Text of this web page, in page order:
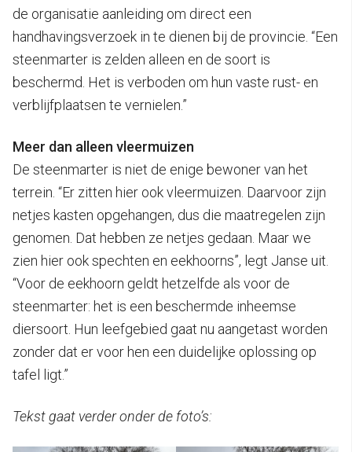
de organisatie aanleiding om direct een
handhavingsverzoek in te dienen bij de provincie. “Een
steenmarter is zelden alleen en de soort is
beschermd. Het is verboden om hun vaste rust- en
verblijfplaatsen te vernielen.”
Meer dan alleen vleermuizen
De steenmarter is niet de enige bewoner van het
terrein. “Er zitten hier ook vleermuizen. Daarvoor zijn
netjes kasten opgehangen, dus die maatregelen zijn
genomen. Dat hebben ze netjes gedaan. Maar we
zien hier ook spechten en eekhoorns”, legt Janse uit.
“Voor de eekhoorn geldt hetzelfde als voor de
steenmarter: het is een beschermde inheemse
diersoort. Hun leefgebied gaat nu aangetast worden
zonder dat er voor hen een duidelijke oplossing op
tafel ligt.”
Tekst gaat verder onder de foto’s: